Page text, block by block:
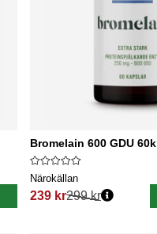
Bromelain 600 GDU 60k
Närokällan
239 kr
Vanlig pris:
299 kr